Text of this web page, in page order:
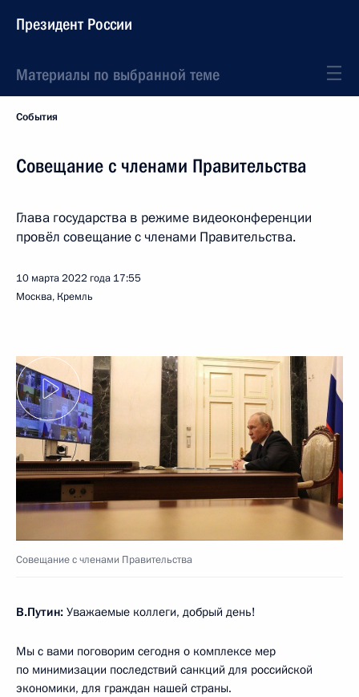
Президент России
Материалы по выбранной теме
События
Совещание с членами Правительства
Глава государства в режиме видеоконференции
провёл совещание с членами Правительства.
10 марта 2022 года 17:55
Москва, Кремль
Совещание с членами Правительства
В.Путин: Уважаемые коллеги, добрый день!
Мы с вами поговорим сегодня о комплексе мер
по минимизации последствий санкций для российской
экономики, для граждан нашей страны.